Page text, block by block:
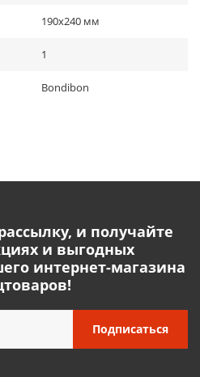
190х240 мм
1
Bondibon
и получайте
и выгодных
интернет-магазина